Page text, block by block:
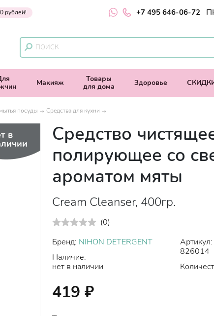
рублей! +7 495 646-06-72
Макияж
Товары
для дома
Здоровье
посуды Средства для кухни
в
Средство
полирующее со
ароматом мяты
Cream Cleanser, 400гр.
(0)
Бренд: NIHON DETERGENT
Наличие:
нет в наличии
Артикул:
826014
419 ₽